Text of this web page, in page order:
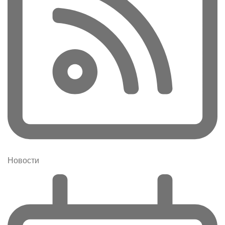
Новости